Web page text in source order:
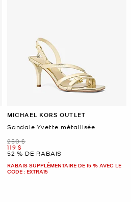
MICHAEL KORS OUTLET
Sandale Yvette métallisée
était
250 $
maintenant
119 $
52 % DE RABAIS
RABAIS SUPPLÉMENTAIRE DE 15 % AVEC LE
CODE : EXTRA15